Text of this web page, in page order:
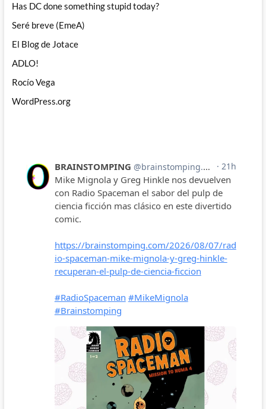
Has DC done something stupid today?
Seré breve (EmeA)
El Blog de Jotace
ADLO!
Rocío Vega
WordPress.org